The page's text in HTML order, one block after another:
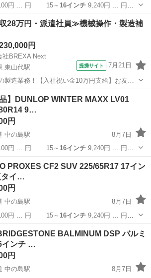
円 … 円 15～ 16インチ9,240円 … 円
円… 】 15～16インチ11,880円… ■組
の島駅 タイヤ、ホイール
28万円・派遣社員≫機械操作・製造補
円
社BREXA Next
東山代駅
提携サイト 7月21日
製造業務！【入社祝い金10万円支給】お友達
年間休日129日＆休出なしでプライベート充
で快適作業◎自社正社員登用制度あり★1食
！《佐...
東山代駅
品】DUNLOP WINTER MAXX LV01
9…
円
中の島駅
8月7日
円 … 円 15～ 16インチ9,240円 … 円
円… 】 15～16インチ11,880円… ■組
PROXES CF2 SUV 225/65R17 17イン
タイ…
円
中の島駅
8月7日
円 … 円 15～ 16インチ9,240円 … 円
円… 】 15～16インチ11,880円… ■組
BALMINUM DSP バルミ
インチ …
円
中の島駅
8月7日